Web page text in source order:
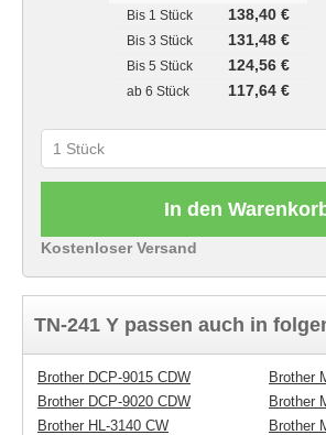
Bis 1 Stück 138,40 €
Bis3 Stück 131,48 €
Bis5 Stück 124,56 €
ab6 Stück 117,64 €
In den
Kostenloser Versand
TN-241 Y passen auch in
Brother DCP-9015 CDW
Brother DCP-9020 CDW
Brother HL-3140 CW
Brother
Brother
Brother